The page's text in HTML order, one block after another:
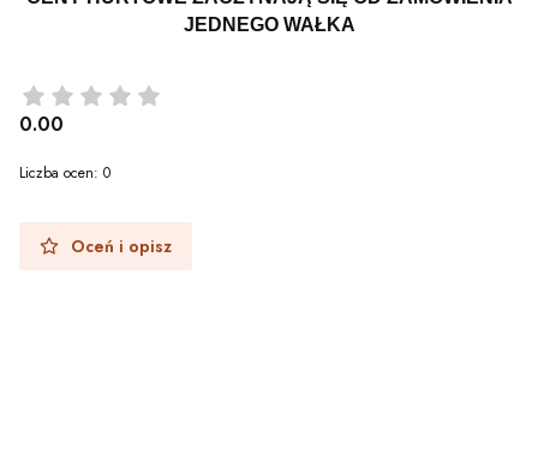
JEDNEGO WAŁKA
0.00
Liczba ocen: 0
Oceń i opisz